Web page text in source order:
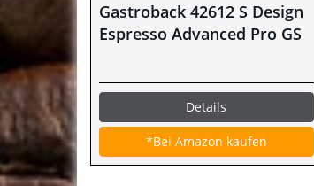
Gastroback 42612 S Design
Espresso Advanced Pro GS
Details
*Bei Amazon kaufen